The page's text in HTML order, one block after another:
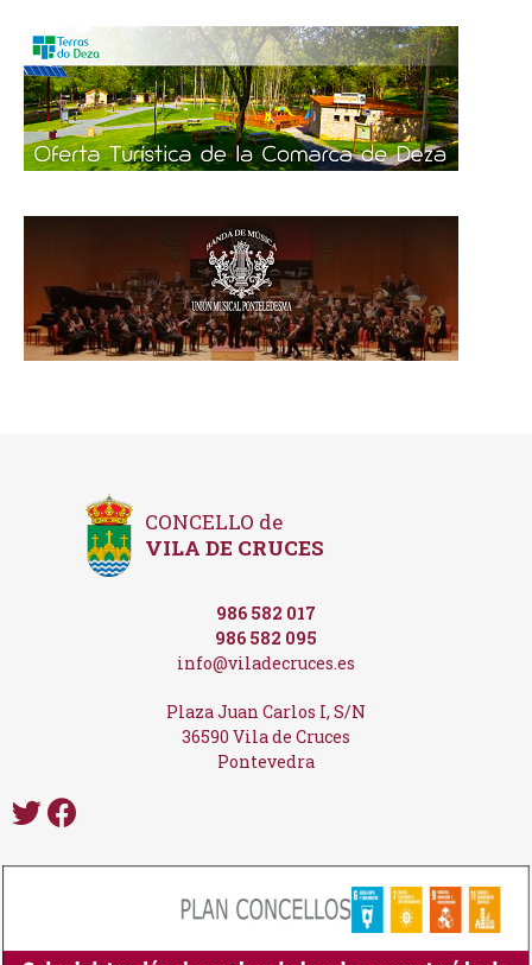
CONCELLO de
VILA DE CRUCES
986 582 017
986 582 095
info@viladecruces.es
Plaza Juan Carlos I, S/N
36590 Vila de Cruces
Pontevedra